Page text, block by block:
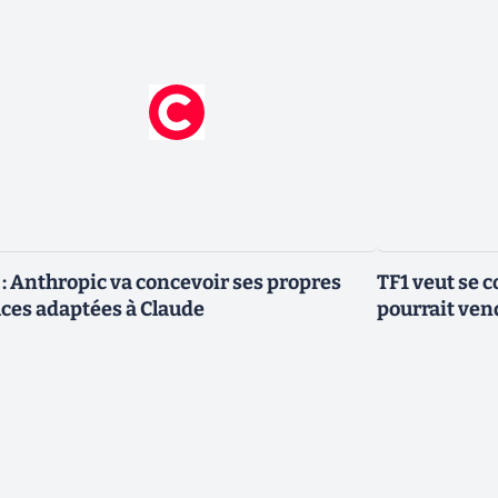
Anthropic va concevoir ses propres
adaptées à Claude
TF1 veut se
pourrait